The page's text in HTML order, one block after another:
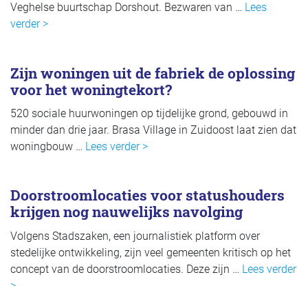
Veghelse buurtschap Dorshout. Bezwaren van … Lees
verder >
Zijn woningen uit de fabriek de oplossing
voor het woningtekort?
520 sociale huurwoningen op tijdelijke grond, gebouwd in
minder dan drie jaar. Brasa Village in Zuidoost laat zien dat
woningbouw … Lees verder >
Doorstroomlocaties voor statushouders
krijgen nog nauwelijks navolging
Volgens Stadszaken, een journalistiek platform over
stedelijke ontwikkeling, zijn veel gemeenten kritisch op het
concept van de doorstroomlocaties. Deze zijn … Lees verder